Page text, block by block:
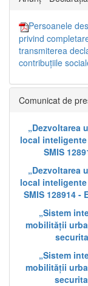
Persoanele
privind
transmiterea
contribuțiile
Comunicat de
„Dezvoltarea
local
SMIS
„Dezvoltarea
local
SMIS 128914 -
„Sistem
mobilității
„Sistem
mobilității